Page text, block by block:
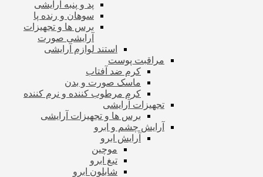
پد و پنبه آرایشی
سوهان و رنده پا
برس ها و تجهیزات
آرایشی صورت
استند لوازم آرایشی
مراقبت پوست
کرم ضد آفتاب
ماسک صورت و بدن
کرم مرطوب کننده و نرم کننده
تجهیزات آرایشی
برس ها و تجهیزات آرایشی
آرایش چشم و ابرو
آرایش ابرو
موچین
تیغ ابرو
شابلون ابرو